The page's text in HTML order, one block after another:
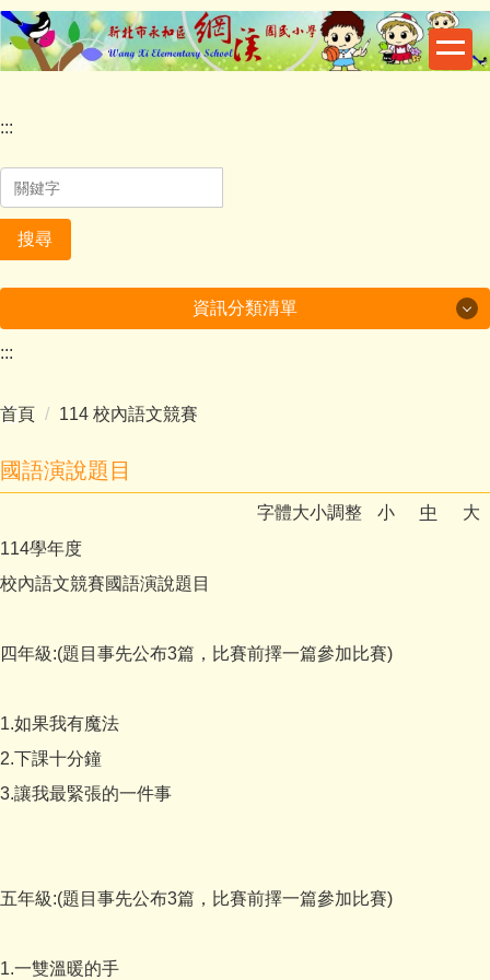
跳
到
主
內
區
:::
搜尋
資訊分類清單
校園資訊
榮譽事項
教務處
學務處
行政處
人事室
:::
首頁 114 校內語文競賽
國語演說題目
字體大小調整 小 中
大
114學年度
校內語文競賽國語演說題目
四年級:(題目事先公布3篇，比賽前擇一篇參加比賽)
1.如果我有魔法
2.下課十分鐘
3.讓我最緊張的一件事
五年級:(題目事先公布3篇，比賽前擇一篇參加比賽)
1.一雙溫暖的手